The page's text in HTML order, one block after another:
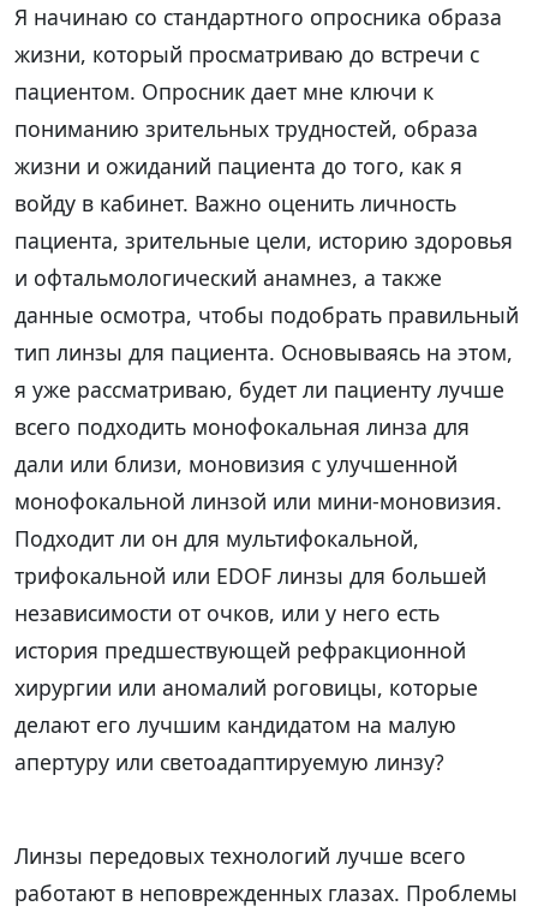
Я начинаю со стандартного опросника образа
жизни, который просматриваю до встречи с
пациентом. Опросник дает мне ключи к
пониманию зрительных трудностей, образа
жизни и ожиданий пациента до того, как я
войду в кабинет. Важно оценить личность
пациента, зрительные цели, историю здоровья
и офтальмологический анамнез, а также
данные осмотра, чтобы подобрать правильный
тип линзы для пациента. Основываясь на этом,
я уже рассматриваю, будет ли пациенту лучше
всего подходить монофокальная линза для
дали или близи, моновизия с улучшенной
монофокальной линзой или мини-моновизия.
Подходит ли он для мультифокальной,
трифокальной или EDOF линзы для большей
независимости от очков, или у него есть
история предшествующей рефракционной
хирургии или аномалий роговицы, которые
делают его лучшим кандидатом на малую
апертуру или светоадаптируемую линзу?
Линзы передовых технологий лучше всего
работают в неповрежденных глазах. Проблемы